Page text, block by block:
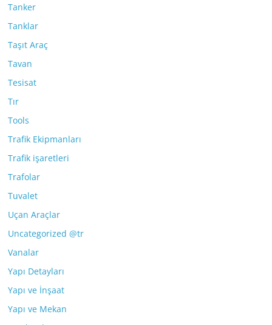
Tanker
Tanklar
Taşıt Araç
Tavan
Tesisat
Tır
Tools
Trafik Ekipmanları
Trafik işaretleri
Trafolar
Tuvalet
Uçan Araçlar
Uncategorized @tr
Vanalar
Yapı Detayları
Yapı ve İnşaat
Yapı ve Mekan